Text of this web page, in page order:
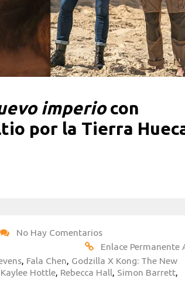
imperiocon
por la Tierra
No Hay Comentarios
Enlace Permanente
, Fala Chen, Godzilla X Kong: The New
Kaylee Hottle, Rebecca Hall, Simon Barrett,